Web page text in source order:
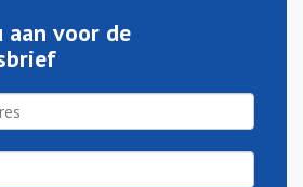
aan voor de